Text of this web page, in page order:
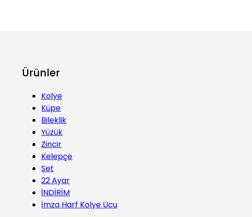
Ürünler
Kolye
Küpe
Bileklik
Yüzük
Zincir
Kelepçe
Set
22 Ayar
İNDİRİM
İmza Harf Kolye Ucu